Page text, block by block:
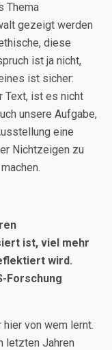
Thema
gezeigt werden
diese
ist ja nicht,
ist sicher:
Text, ist es nicht
unsere Aufgabe,
eine
Nichtzeigen zu
ist, viel mehr
wird.
Forschung
von wem lernt.
letzten Jahren